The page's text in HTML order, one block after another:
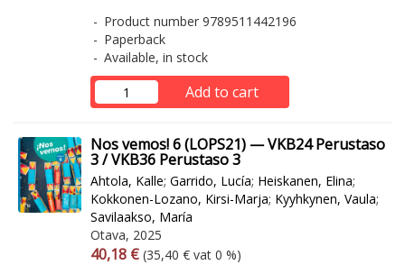
Product number 9789511442196
Paperback
Available, in stock
Add to cart
Nos vemos! 6 (LOPS21) — VKB24 Perustaso
3 / VKB36 Perustaso 3
Ahtola, Kalle; Garrido, Lucía; Heiskanen, Elina;
Kokkonen-Lozano, Kirsi-Marja; Kyyhkynen, Vaula;
Savilaakso, María
Otava, 2025
Arvonlisäverollinen hinta
40,18 € Excl. vat
(35,40 € vat 0 %)